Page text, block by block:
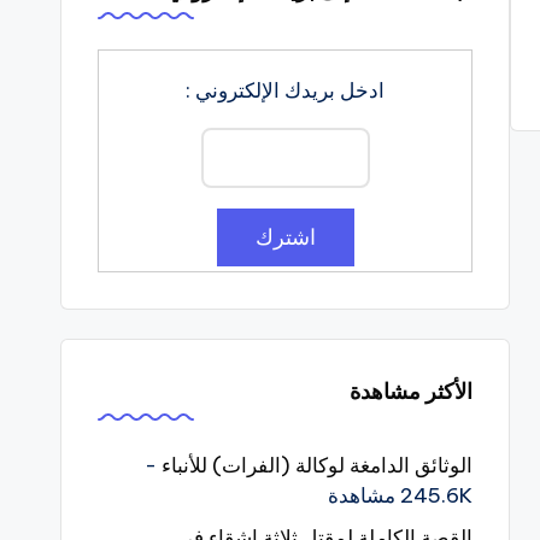
ادخل بريدك الإلكتروني :
الأكثر مشاهدة
الوثائق الدامغة لوكالة (الفرات) للأنباء -
245.6K مشاهدة